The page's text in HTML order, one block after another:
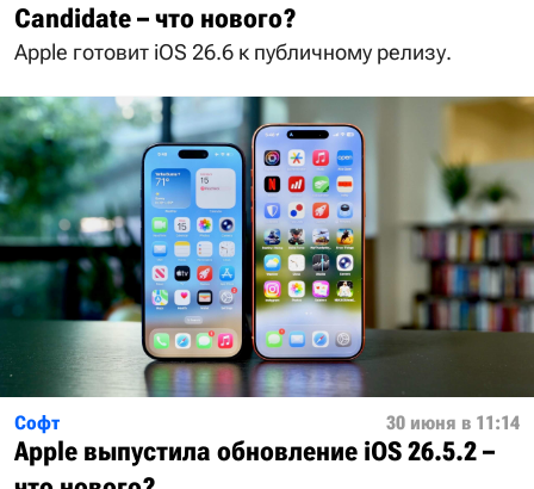
Candidate – что нового?
Apple готовит iOS 26.6 к публичному релизу.
Софт 30 июня в 11:14
Apple выпустила обновление iOS 26.5.2 –